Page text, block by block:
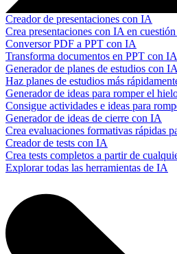
Creador de presentaciones con IA
Crea presentaciones con IA en
Conversor PDF a PPT con IA
Transforma documentos en PPT con IA
Generador de planes de estudios con IA
Haz planes de estudios más
Generador de ideas para romper el
Consigue actividades e ideas para
Generador de ideas de cierre con IA
Crea evaluaciones formativas rápidas
Creador de tests con IA
Crea tests completos a partir de
Explorar todas las herramientas de IA